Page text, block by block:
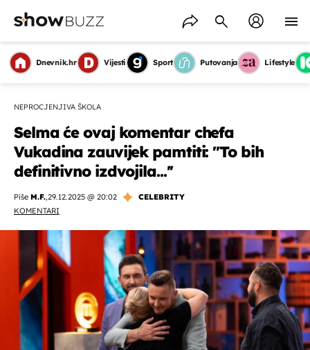
Dnevnik.hr Vijesti Sport Putovanja Lifestyle
NEPROCJENJIVA ŠKOLA
Selma će ovaj komentar chefa
Vukadina zauvijek pamtiti: ''To bih
definitivno izdvojila...''
Piše M.F.,29.12.2025 @ 20:02
CELEBRITY
KOMENTARI
OMOGUĆI OBAVIJESTI